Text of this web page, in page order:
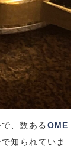
、数ある OME
知られていま